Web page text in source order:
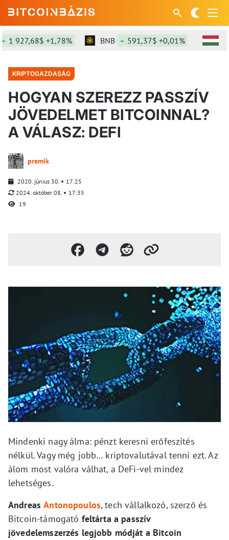
+1,78% BNB 591,37$ +0,01% SOL
KRIPTOGAZDASÁG
HOGYAN SZEREZZ PASSZÍV
JÖVEDELMET BITCOINNAL?
A VÁLASZ: DEFI
premik
2020. június 30.
17:25
2024. október 08.
17:35
19
Mindenki nagy álma: pénzt keresni erőfeszítés
nélkül. Vagy még jobb… kriptovalutával tenni ezt. Az
álom most valóra válhat, a DeFi-vel mindez
lehetséges.
AndreasAntonopoulos, tech vállalkozó, szerző és
Bitcoin-támogató feltárta a passzív
jövedelemszerzés legjobb módját a Bitcoin